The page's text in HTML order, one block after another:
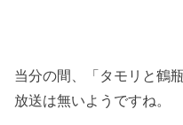
当分の間、「タモリと鶴
放送は無いようですね。